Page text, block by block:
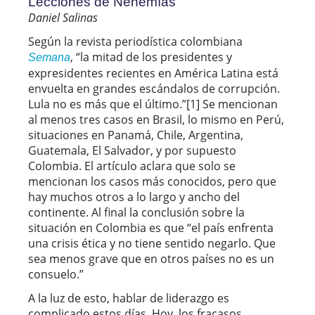
Daniel Salinas
Según la revista periodística colombiana
Semana, “la mitad de los presidentes y
expresidentes recientes en América Latina está
envuelta en grandes escándalos de corrupción.
Lula no es más que el último.”[1] Se mencionan
al menos tres casos en Brasil, lo mismo en Perú,
situaciones en Panamá, Chile, Argentina,
Guatemala, El Salvador, y por supuesto
Colombia. El artículo aclara que solo se
mencionan los casos más conocidos, pero que
hay muchos otros a lo largo y ancho del
continente. Al final la conclusión sobre la
situación en Colombia es que “el país enfrenta
una crisis ética y no tiene sentido negarlo. Que
sea menos grave que en otros países no es un
consuelo.”
A la luz de esto, hablar de liderazgo es